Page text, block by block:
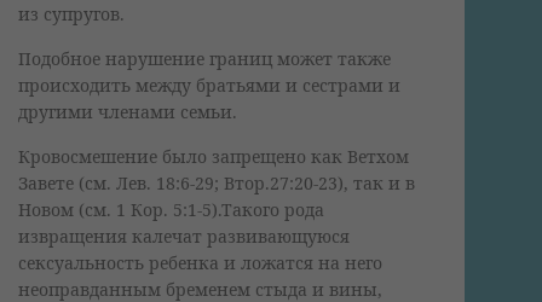
из супругов.
Подобное нарушение границ может также
происходить между братьями и сестрами и
другими членами семьи.
Кровосмешение было запрещено как Ветхом
Завете (см. Лев. 18:6-29; Втор.27:20-23), так и в
Новом (см. 1 Кор. 5:1-5).Такого рода
извращения калечат развивающуюся
сексуальность ребенка и ложатся на него
неоправданным бременем стыда и вины,